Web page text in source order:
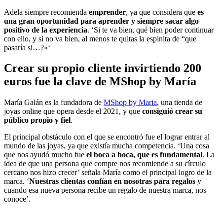
Adela siempre recomienda emprender, ya que considera que es
una gran oportunidad para aprender y siempre sacar algo
positivo de la experiencia. ‘Si te va bien, qué bien poder continuar
con ello, y si no va bien, al menos te quitas la espinita de “que
pasaría si…?»‘
Crear su propio cliente invirtiendo 200
euros fue la clave de MShop by María
María Galán es la fundadora de MShop by Maria, una tienda de
joyas online que opera desde el 2021, y que consiguió crear su
público propio y fiel.
El principal obstáculo con el que se encontró fue el lograr entrar al
mundo de las joyas, ya que existía mucha competencia. ‘Una cosa
que nos ayudó mucho fue el boca a boca, que es fundamental. La
idea de que una persona que compre nos recomiende a su círculo
cercano nos hizo crecer’ señala María como el principal logro de la
marca. ‘Nuestras clientas confían en nosotras para regalos y
cuando esa nueva persona recibe un regalo de nuestra marca, nos
conoce’.